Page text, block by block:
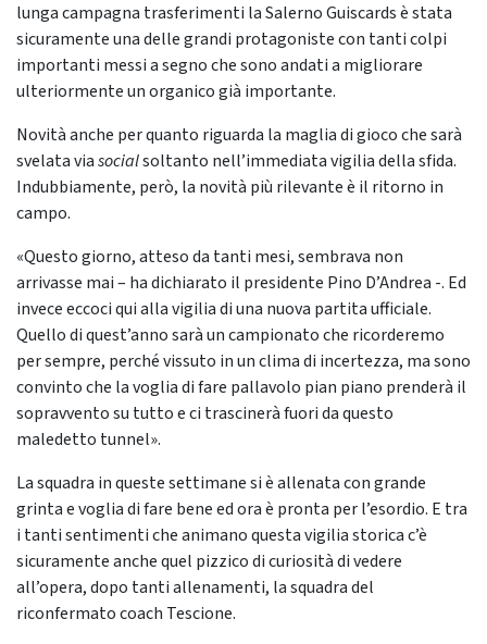
lunga campagna trasferimenti la Salerno Guiscards è stata
sicuramente una delle grandi protagoniste con tanti colpi
importanti messi a segno che sono andati a migliorare
ulteriormente un organico già importante.
Novità anche per quanto riguarda la maglia di gioco che sarà
svelata viasocialsoltanto nell’immediata vigilia della sfida.
Indubbiamente, però, la novità più rilevante è il ritorno in
campo.
«Questo giorno, atteso da tanti mesi, sembrava non
arrivasse mai – ha dichiarato il presidente Pino D’Andrea -. Ed
invece eccoci qui alla vigilia di una nuova partita ufficiale.
Quello di quest’anno sarà un campionato che ricorderemo
per sempre, perché vissuto in un clima di incertezza, ma sono
convinto che la voglia di fare pallavolo pian piano prenderà il
sopravvento su tutto e ci trascinerà fuori da questo
maledetto tunnel».
La squadra in queste settimane si è allenata con grande
grinta e voglia di fare bene ed ora è pronta per l’esordio. E tra
i tanti sentimenti che animano questa vigilia storica c’è
sicuramente anche quel pizzico di curiosità di vedere
all’opera, dopo tanti allenamenti, la squadra del
riconfermato coach Tescione.